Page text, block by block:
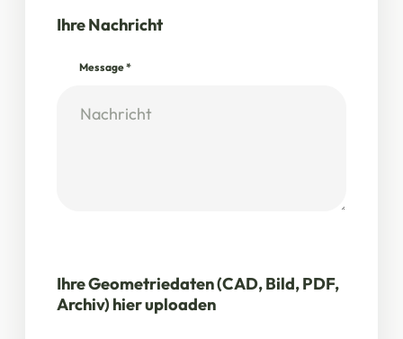
Ihre Nachricht
Message*
Ihre Geometriedaten (CAD, Bild, PDF,
Archiv) hier uploaden